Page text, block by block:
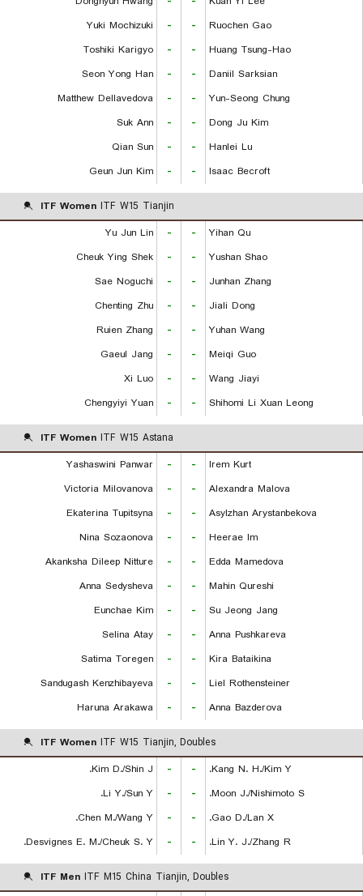
Yuki Mochizuki
- -
Ruochen Gao
Toshiki Karigyo
- -
Huang Tsung-Hao
Seon Yong Han
- -
Daniil Sarksian
Matthew Dellavedova
- -
Yun-Seong Chung
Suk Ann
- -
Dong Ju Kim
Qian Sun
- -
Hanlei Lu
Geun Jun Kim
- - Isaac Becroft
ITF Women ITF W15 Tianjin
Yu Jun Lin
- -
Yihan Qu
Cheuk Ying Shek
- -
Yushan Shao
Sae Noguchi
- -
Junhan Zhang
Chenting Zhu
- -
Jiali Dong
Ruien Zhang
- -
Yuhan Wang
Gaeul Jang
- -
Meiqi Guo
Xi Luo
- -
Wang Jiayi
Chengyiyi Yuan
- - Shihomi Li Xuan Leong
ITF Women ITF W15 Astana
Yashaswini Panwar
- -
Irem Kurt
Victoria Milovanova
- -
Alexandra Malova
Ekaterina Tupitsyna
- -
Asylzhan Arystanbekova
Nina Sozaonova
- -
Heerae Im
Akanksha Dileep Nitture
- -
Edda Mamedova
Anna Sedysheva
- -
Mahin Qureshi
Eunchae Kim
- -
Su Jeong Jang
Selina Atay
- -
Anna Pushkareva
Satima Toregen
- -
Kira Bataikina
Sandugash Kenzhibayeva
- -
Liel Rothensteiner
Haruna Arakawa
- - Anna Bazderova
ITF Women ITF W15 Tianjin, Doubles
Kim D./Shin J.
- -
Kang N. H./Kim Y.
Li Y./Sun Y.
- -
Moon J./Nishimoto S.
Chen M./Wang Y.
- -
Gao D./Lan X.
Desvignes E. M./Cheuk S. Y.
- - Lin Y. J./Zhang R.
ITF Men ITF M15 China Tianjin, Doubles